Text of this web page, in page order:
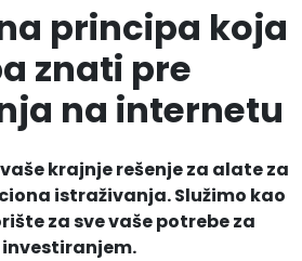
principa koja
znati pre
na internetu
krajnje rešenje za alate za
istraživanja. Služimo kao
za sve vaše potrebe za